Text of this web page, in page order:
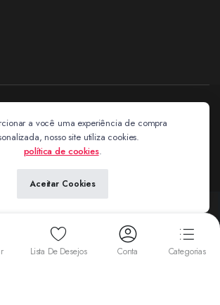
Todos os direitos reservados. by
a você uma experiência de compra
nosso site utiliza cookies.
política de cookies.
Aceitar Cookies
Lista De Desejos Conta Categorias